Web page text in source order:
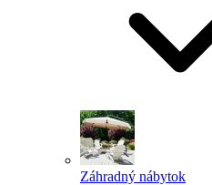
Záhradný nábytok